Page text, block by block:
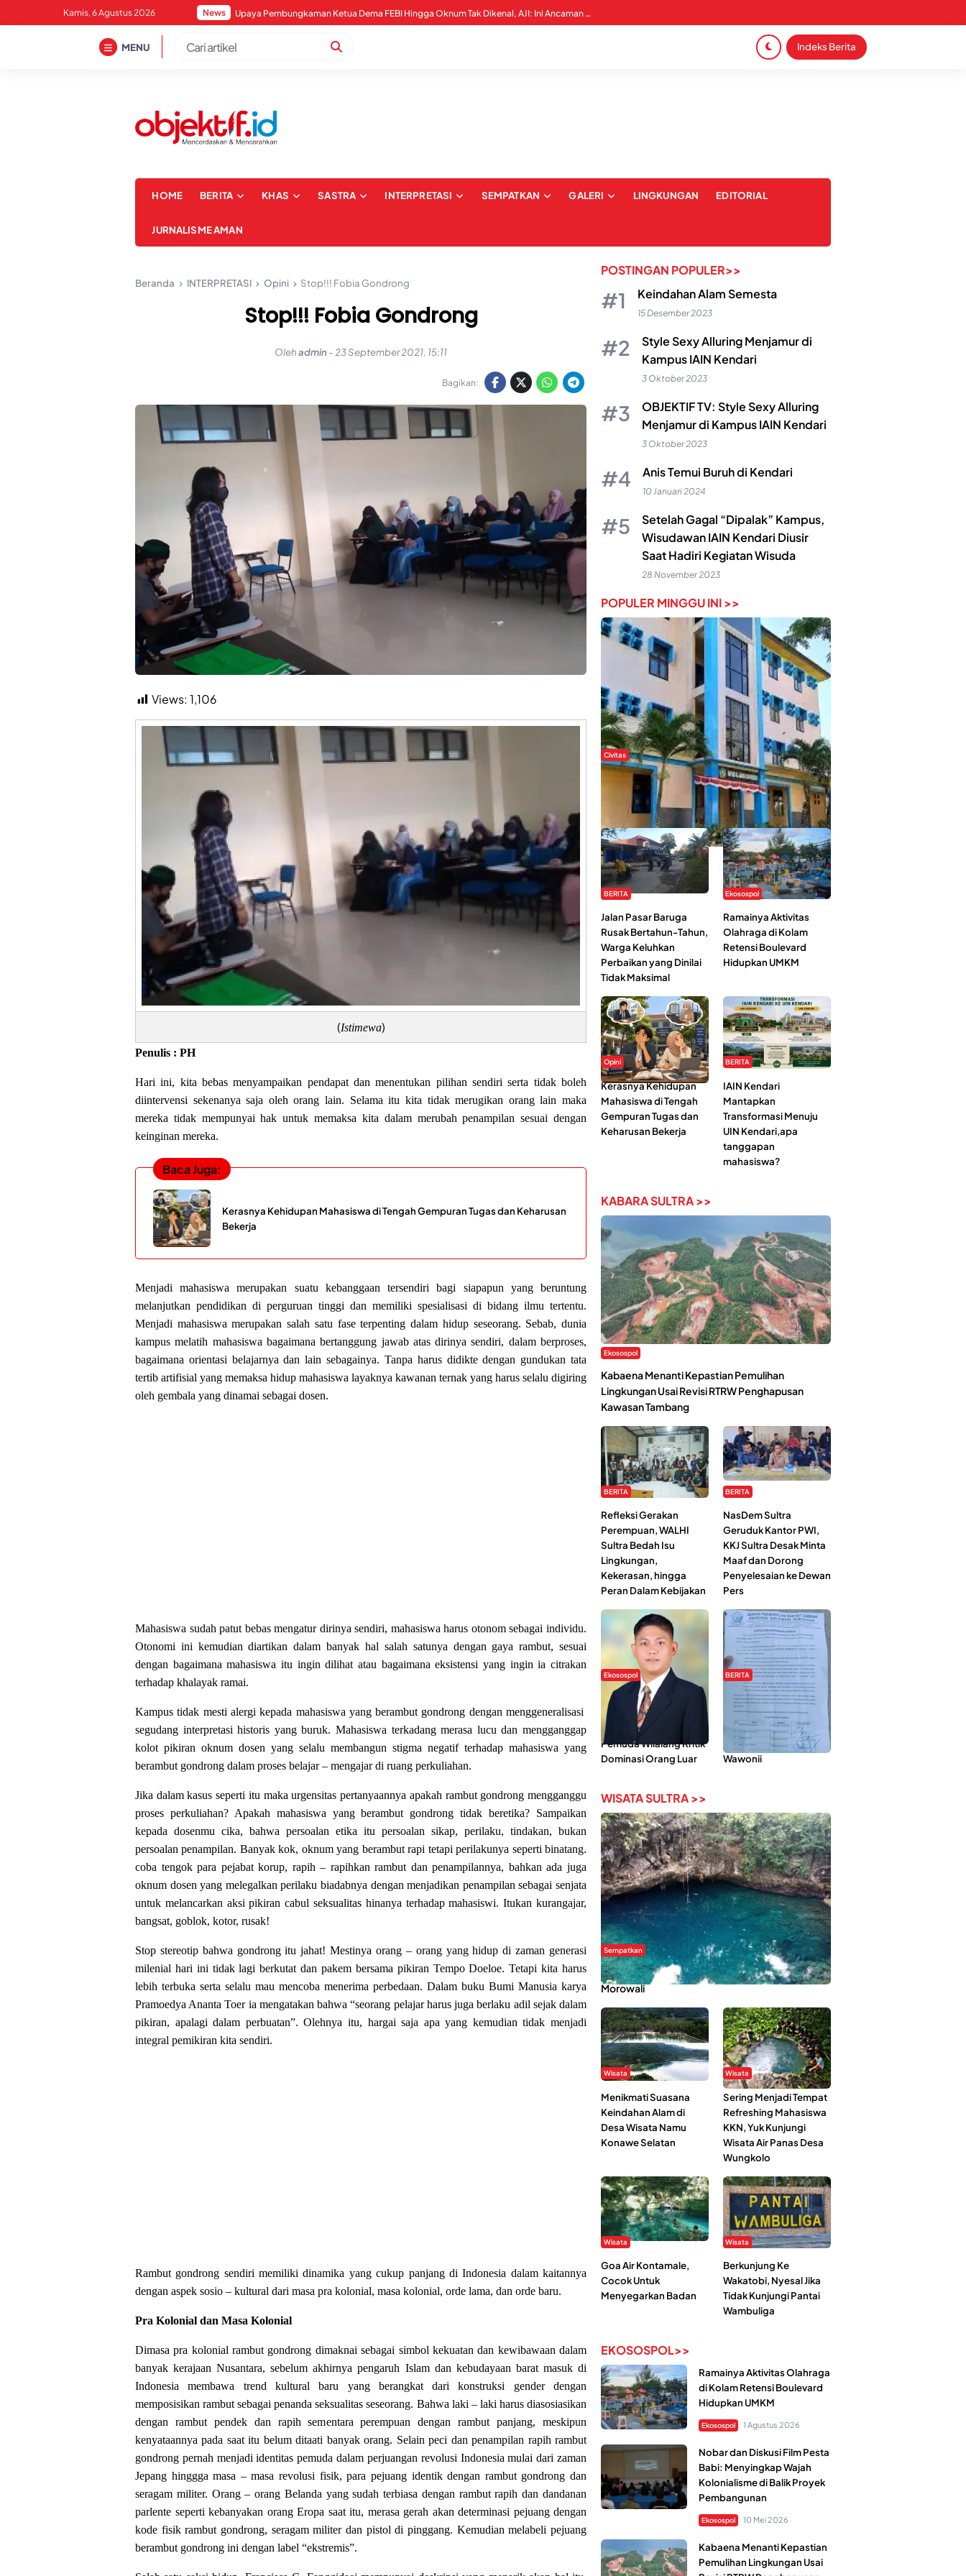
to
Kamis, 6 Agustus 2026 News WALHI Sultra Mengecam Upaya Intimidasi dan Suap terhadap Pers Mahasiswa Objektif IAIN Kendari
MENU Indeks Berita
HOME BERITA KHAS SASTRA INTERPRETASI SEMPATKAN GALERI LINGKUNGAN EDITORIAL
JURNALISME AMAN
Beranda INTERPRETASI Opini Stop!!! Fobia Gondrong
Stop!!! Fobia Gondrong
Olehadmin - 23 September 2021, 15:11
Bagikan:
Views: 1,106
(Istimewa)
Penulis : PH
Hari ini, kita bebas menyampaikan pendapat dan menentukan pilihan sendiri serta tidak boleh
diintervensi sekenanya saja oleh orang lain. Selama itu kita tidak merugikan orang lain maka
mereka tidak mempunyai hak untuk memaksa kita dalam merubah penampilan sesuai dengan
keinginan mereka.
Baca Juga:
Kerasnya Kehidupan Mahasiswa di Tengah Gempuran Tugas dan Keharusan
Bekerja
Menjadi mahasiswa merupakan suatu kebanggaan tersendiri bagi siapapun yang beruntung
melanjutkan pendidikan di perguruan tinggi dan memiliki spesialisasi di bidang ilmu tertentu.
Menjadi mahasiswa merupakan salah satu fase terpenting dalam hidup seseorang. Sebab, dunia
kampus melatih mahasiswa bagaimana bertanggung jawab atas dirinya sendiri, dalam berproses,
bagaimana orientasi belajarnya dan lain sebagainya. Tanpa harus didikte dengan gundukan tata
tertib artifisial yang memaksa hidup mahasiswa layaknya kawanan ternak yang harus selalu digiring
oleh gembala yang dinamai sebagai dosen.
Mahasiswa sudah patut bebas mengatur dirinya sendiri, mahasiswa harus otonom sebagai individu.
Otonomi ini kemudian diartikan dalam banyak hal salah satunya dengan gaya rambut, sesuai
dengan bagaimana mahasiswa itu ingin dilihat atau bagaimana eksistensi yang ingin ia citrakan
terhadap khalayak ramai.
Kampus tidak mesti alergi kepada mahasiswa yang berambut gondrong dengan menggeneralisasi
segudang interpretasi historis yang buruk. Mahasiswa terkadang merasa lucu dan mengganggap
kolot pikiran oknum dosen yang selalu membangun stigma negatif terhadap mahasiswa yang
berambut gondrong dalam proses belajar – mengajar di ruang perkuliahan.
Jika dalam kasus seperti itu maka urgensitas pertanyaannya apakah rambut gondrong mengganggu
proses perkuliahan? Apakah mahasiswa yang berambut gondrong tidak beretika? Sampaikan
kepada dosenmu cika, bahwa persoalan etika itu persoalan sikap, perilaku, tindakan, bukan
persoalan penampilan. Banyak kok, oknum yang berambut rapi tetapi perilakunya seperti binatang.
coba tengok para pejabat korup, rapih – rapihkan rambut dan penampilannya, bahkan ada juga
oknum dosen yang melegalkan perilaku biadabnya dengan menjadikan penampilan sebagai senjata
untuk melancarkan aksi pikiran cabul seksualitas hinanya terhadap mahasiswi. Itukan kurangajar,
bangsat, goblok, kotor, rusak!
Stop stereotip bahwa gondrong itu jahat! Mestinya orang – orang yang hidup di zaman generasi
milenial hari ini tidak lagi berkutat dan pakem bersama pikiran Tempo Doeloe. Tetapi kita harus
lebih terbuka serta selalu mau mencoba menerima perbedaan. Dalam buku Bumi Manusia karya
Pramoedya Ananta Toer ia mengatakan bahwa “seorang pelajar harus juga berlaku adil sejak dalam
pikiran, apalagi dalam perbuatan”. Olehnya itu, hargai saja apa yang kemudian tidak menjadi
integral pemikiran kita sendiri.
Rambut gondrong sendiri memiliki dinamika yang cukup panjang di Indonesia dalam kaitannya
dengan aspek sosio – kultural dari masa pra kolonial, masa kolonial, orde lama, dan orde baru.
Pra Kolonial dan Masa Kolonial
Dimasa pra kolonial rambut gondrong dimaknai sebagai simbol kekuatan dan kewibawaan dalam
banyak kerajaan Nusantara, sebelum akhirnya pengaruh Islam dan kebudayaan barat masuk di
Indonesia membawa trend kultural baru yang berangkat dari konstruksi gender dengan
memposisikan rambut sebagai penanda seksualitas seseorang. Bahwa laki – laki harus diasosiasikan
dengan rambut pendek dan rapih sementara perempuan dengan rambut panjang, meskipun
kenyataannya pada saat itu belum ditaati banyak orang. Selain peci dan penampilan rapih rambut
gondrong pernah menjadi identitas pemuda dalam perjuangan revolusi Indonesia mulai dari zaman
Jepang hinggga masa – masa revolusi fisik, para pejuang identik dengan rambut gondrong dan
seragam militer. Orang – orang Belanda yang sudah terbiasa dengan rambut rapih dan dandanan
parlente seperti kebanyakan orang Eropa saat itu, merasa gerah akan determinasi pejuang dengan
kode fisik rambut gondrong, seragam militer dan pistol di pinggang. Kemudian melabeli pejuang
berambut gondrong ini dengan label “ekstremis”.
POSTINGAN POPULER>>
Keindahan Alam Semesta
15 Desember 2023
Style Sexy Alluring Menjamur di
Kampus IAIN Kendari
3 Oktober 2023
OBJEKTIF TV: Style Sexy Alluring
Menjamur di Kampus IAIN Kendari
3 Oktober 2023
Anis Temui Buruh di Kendari
10 Januari 2024
Setelah Gagal “Dipalak” Kampus,
Wisudawan IAIN Kendari Diusir
Saat Hadiri Kegiatan Wisuda
28 November 2023
POPULER MINGGU INI >>
Civitas
Di Balik Kehidupan Ma’had Al-Jami’ah UIN
Kendari : Mahasiswa Ceritakan Manfaat dan
Tantangan
BERITA
Jalan Pasar Baruga
Rusak Bertahun-Tahun,
Warga Keluhkan
Perbaikan yang Dinilai
Tidak Maksimal
Ekosospol
Ramainya Aktivitas
Olahraga di Kolam
Retensi Boulevard
Hidupkan UMKM
Opini
Kerasnya Kehidupan
Mahasiswa di Tengah
Gempuran Tugas dan
Keharusan Bekerja
BERITA
IAIN Kendari
Mantapkan
Transformasi Menuju
UIN Kendari,apa
tanggapan
mahasiswa?
KABARA SULTRA >>
Ekosospol
Kabaena Menanti Kepastian Pemulihan
Lingkungan Usai Revisi RTRW Penghapusan
Kawasan Tambang
BERITA
Refleksi Gerakan
Perempuan, WALHI
Sultra Bedah Isu
Lingkungan,
Kekerasan, hingga
Peran Dalam Kebijakan
BERITA
NasDem Sultra
Geruduk Kantor PWI,
KKJ Sultra Desak Minta
Maaf dan Dorong
Penyelesaian ke Dewan
Pers
Ekosospol
Slogan Pemberdayaan
Lokal Dinilai Hanya
Pemanis, Tokoh
Pemuda Wilalang Kritik
Dominasi Orang Luar
BERITA
Hipmawani Bersama
DPRD Sultra Sepakati
RDP Perihal IUP
Pertambangan di Pulau
Wawonii
WISATA SULTRA >>
Sempatkan
Danau Rebi-Rebi, Pesona Alam Tersembunyi di
Morowali
Wisata
Menikmati Suasana
Keindahan Alam di
Desa Wisata Namu
Konawe Selatan
Wisata
Sering Menjadi Tempat
Refreshing Mahasiswa
KKN, Yuk Kunjungi
Wisata Air Panas Desa
Wungkolo
Wisata
Goa Air Kontamale,
Cocok Untuk
Menyegarkan Badan
Wisata
Berkunjung Ke
Wakatobi, Nyesal Jika
Tidak Kunjungi Pantai
Wambuliga
EKOSOSPOL>>
Ramainya Aktivitas Olahraga
di Kolam Retensi Boulevard
Hidupkan UMKM
Ekosospol 1 Agustus 2026
Nobar dan Diskusi Film Pesta
Babi: Menyingkap Wajah
Kolonialisme di Balik Proyek
Pembangunan
Ekosospol 10 Mei 2026
Kabaena Menanti Kepastian
Pemulihan Lingkungan Usai